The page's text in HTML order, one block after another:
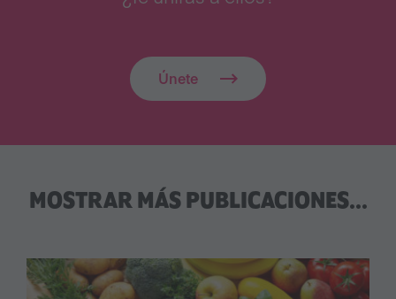
Únete
MOSTRAR MÁS PUBLICACIONES...